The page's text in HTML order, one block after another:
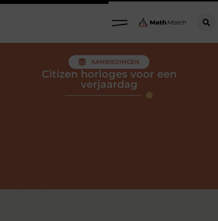
AANBIEDINGEN
Citizen horloges voor een
verjaardag